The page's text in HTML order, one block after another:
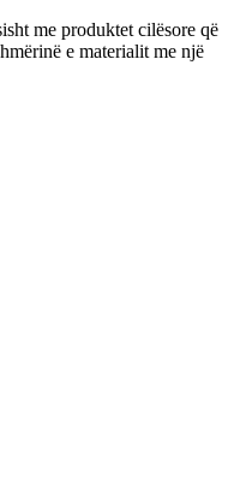
me produktet cilësore që
e materialit me një